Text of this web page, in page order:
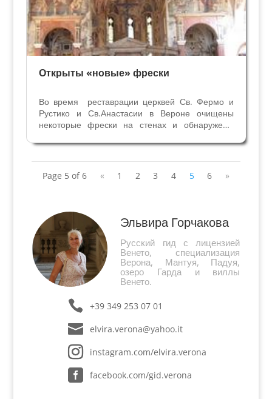
Открыты «новые» фрески
Во время реставрации церквей Св. Фермо и
Рустико и Св.Анастасии в Вероне очищены
некоторые фрески на стенах и обнаружены
четырнадцатого века в Вероне. Их изучала
искусствовед Катерина Джемма Бренцони.
Результаты исследований...
Page 5 of 6 « 1 2 3 4 5 6 »
Эльвира Горчакова
Русский гид с лицензией
Венето, специализация
Верона, Мантуя, Падуя,
озеро Гарда и виллы
Венето.
+39 349 253 07 01
elvira.verona@yahoo.it
instagram.com/elvira.verona
facebook.com/gid.verona